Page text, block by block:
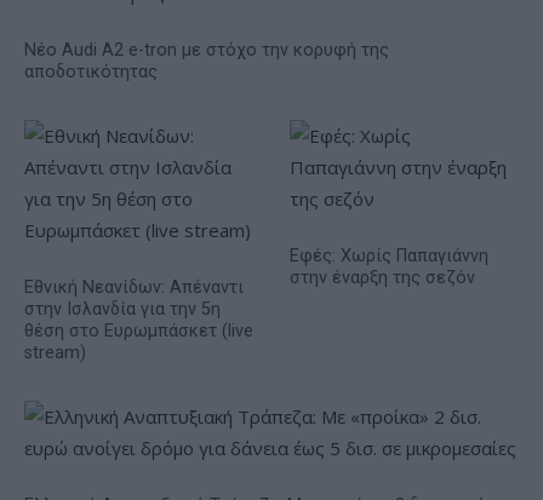
Νέο Audi A2 e-tron με στόχο την κορυφή της
αποδοτικότητας
Εθνική Νεανίδων: Απέναντι
στην Ισλανδία για την 5η
θέση στο Ευρωμπάσκετ (live
stream)
Εφές: Χωρίς Παπαγιάννη
στην έναρξη της σεζόν